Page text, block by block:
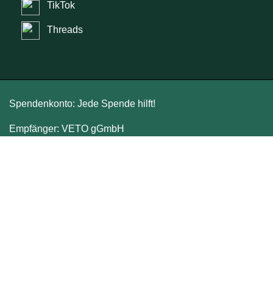
TikTok
Threads
Spendenkonto: Jede Spende hilft!
Empfänger: VETO gGmbH